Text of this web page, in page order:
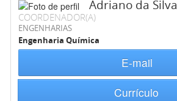
Adriano da Silva
COORDENADOR(A)
ENGENHARIAS
Engenharia Química
E-mail
Currículo